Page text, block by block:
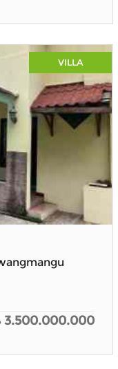
VILLA
3.500.000.000